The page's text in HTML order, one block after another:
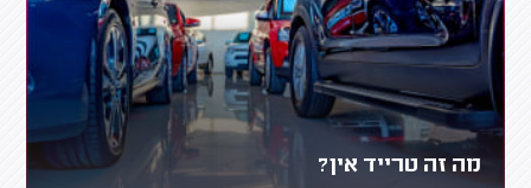
מה זה טרייד אין?